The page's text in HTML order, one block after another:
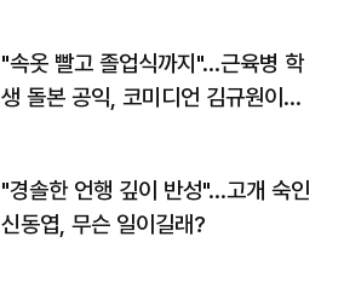
"속옷 빨고 졸업식까지"…근육병 학
생 돌본 공익, 코미디언 김규원이었
"경솔한 언행 깊이 반성"…고개 숙인
신동엽, 무슨 일이길래?